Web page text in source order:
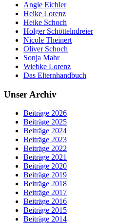
Angie Eichler
Heike Lorenz
Heike Schoch
Holger Schöttelndreier
Nicole Theinert
Oliver Schoch
Sonja Mahr
Wiebke Lorenz
Das Elternhandbuch
Unser Archiv
Beiträge 2026
Beiträge 2025
Beiträge 2024
Beiträge 2023
Beiträge 2022
Beiträge 2021
Beiträge 2020
Beiträge 2019
Beiträge 2018
Beiträge 2017
Beiträge 2016
Beiträge 2015
Beiträge 2014